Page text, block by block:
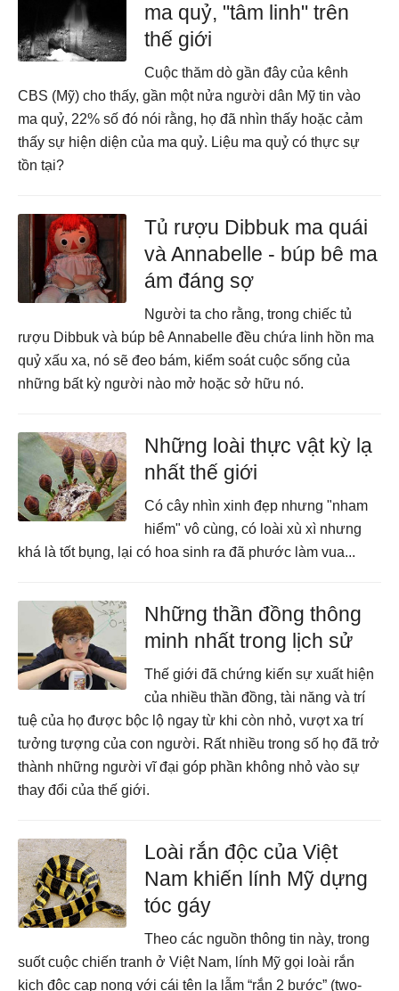
ma quỷ, "tâm linh" trên
thế giới
Cuộc thăm dò gần đây của kênh
CBS (Mỹ) cho thấy, gần một nửa người dân Mỹ tin vào
ma quỷ, 22% số đó nói rằng, họ đã nhìn thấy hoặc cảm
thấy sự hiện diện của ma quỷ. Liệu ma quỷ có thực sự
tồn tại?
Tủ rượu Dibbuk ma quái
và Annabelle - búp bê ma
ám đáng sợ
Người ta cho rằng, trong chiếc tủ
rượu Dibbuk và búp bê Annabelle đều chứa linh hồn ma
quỷ xấu xa, nó sẽ đeo bám, kiểm soát cuộc sống của
những bất kỳ người nào mở hoặc sở hữu nó.
Những loài thực vật kỳ lạ
nhất thế giới
Có cây nhìn xinh đẹp nhưng "nham
hiểm" vô cùng, có loài xù xì nhưng
khá là tốt bụng, lại có hoa sinh ra đã phước làm vua...
Những thần đồng thông
minh nhất trong lịch sử
Thế giới đã chứng kiến sự xuất hiện
của nhiều thần đồng, tài năng và trí
tuệ của họ được bộc lộ ngay từ khi còn nhỏ, vượt xa trí
tưởng tượng của con người. Rất nhiều trong số họ đã trở
thành những người vĩ đại góp phần không nhỏ vào sự
thay đổi của thế giới.
Loài rắn độc của Việt
Nam khiến lính Mỹ dựng
tóc gáy
Theo các nguồn thông tin này, trong
suốt cuộc chiến tranh ở Việt Nam, lính Mỹ gọi loài rắn
kịch độc cạp nong với cái tên lạ lẫm “rắn 2 bước” (two-